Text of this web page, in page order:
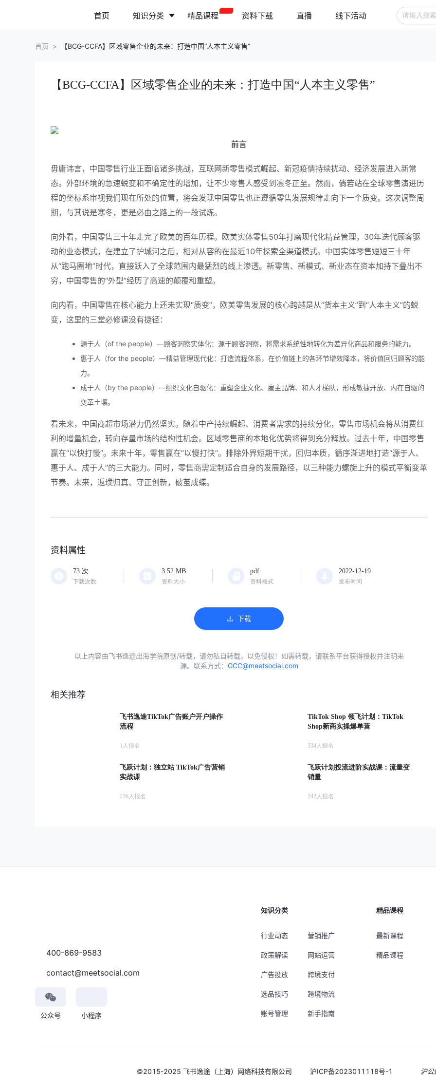
首页 知识分类 精品课程 资料下载 直播 线下活动
首页 > 【BCG-CCFA】区域零售企业的未来：打造中国“人本主义零售”
【BCG-CCFA】区域零售企业的未来：打造中国“人本主义零售”
前言
毋庸讳言，中国零售行业正面临诸多挑战，互联网新零售模式崛起、新冠疫情持续扰动、经济发展进入新常
态。外部环境的急速蜕变和不确定性的增加，让不少零售人感受到凛冬正至。然而，倘若站在全球零售演进历
程的坐标系审视我们现在所处的位置，将会发现中国零售也正遵循零售发展规律走向下一个质变。这次调整周
期，与其说是寒冬，更是必由之路上的一段试炼。
向外看，中国零售三十年走完了欧美的百年历程。欧美实体零售50年打磨现代化精益管理，30年迭代顾客驱
动的业态模式，在建立了护城河之后，相对从容的在最近10年探索全渠道模式。中国实体零售短短三十年
从“跑马圈地”时代，直接跃入了全球范围内最猛烈的线上渗透。新零售、新模式、新业态在资本加持下叠出不
穷，中国零售的“外型”经历了高速的颠覆和重塑。
向内看，中国零售在核心能力上还未实现“质变”，欧美零售发展的核心跨越是从“货本主义”到“人本主义”的蜕
变，这里的三堂必修课没有捷径：
源于人（of the people）—顾客洞察实体化：源于顾客洞察，将需求系统性地转化为差异化商品和服务的能力。
惠于人（for the people）—精益管理现代化：打造流程体系，在价值链上的各环节增效降本，将价值回归顾客的能
力。
成于人（by the people）—组织文化自驱化：重塑企业文化、雇主品牌、和人才梯队，形成敏捷开放、内在自驱的
变革土壤。
看未来，中国商超市场潜力仍然坚实。随着中产持续崛起、消费者需求的持续分化，零售市场机会将从消费红
利的增量机会，转向存量市场的结构性机会。区域零售商的本地化优势将得到充分释放。过去十年，中国零售
赢在“以快打慢”。未来十年，零售赢在“以慢打快”。排除外界短期干扰，回归本质，循序渐进地打造“源于人、
惠于人、成于人”的三大能力。同时，零售商需定制适合自身的发展路径，以三种能力螺旋上升的模式平衡变革
节奏。未来，返璞归真、守正创新，破茧成蝶。
资料属性
73 次
下载次数
3.52 MB
资料大小
pdf
资料格式
2022-12-19
发布时间
下载
以上内容由飞书逸途出海学院原创/转载，请勿私自转载，以免侵权！如需转载，请联系平台获得授权并注明来
源。联系方式： GCC@meetsocial.com
相关推荐
飞书逸途TikTok广告账户开户操作
流程
1 人报名
TikTok Shop 领飞计划：TikTok
Shop新商实操爆单营
334人报名
飞跃计划：独立站 TikTok广告营销
实战课
236人报名
飞跃计划投流进阶实战课：流量变
销量
242 人报名
400-869-9583
contact@meetsocial.com
公众号 小程序
知识分类
行业动态 营销推广
政策解读 网站运营
广告投放 跨境支付
选品技巧 跨境物流
账号管理 新手指南
精品课程
最新课程
精品课程
©2015-2025 飞书逸途（上海）网络科技有限公司 沪ICP备2023011118号-1 沪